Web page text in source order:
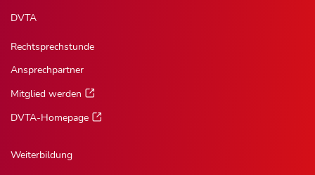
DVTA
Rechtsprechstunde
Ansprechpartner
Mitglied werden
DVTA-Homepage
Weiterbildung